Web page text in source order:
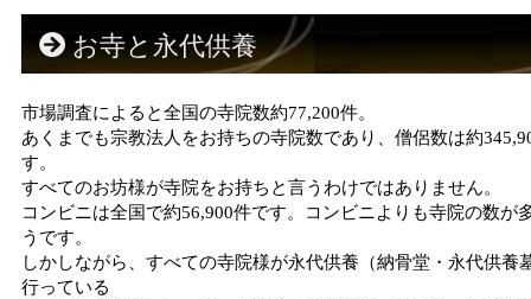
お寺と永代供養
市場調査によると全国の寺院数約77,200件。
あくまでも宗教法人をお持ちの寺院数であり、僧侶数は約
す。
すべてのお坊様が寺院をお持ちと言うわけではありません。
コンビニは全国で約56,900件です。コンビニよりも寺院の数が
うです。
しかしながら、すべての寺院様が永代供養（納骨堂・永代供養
行っている